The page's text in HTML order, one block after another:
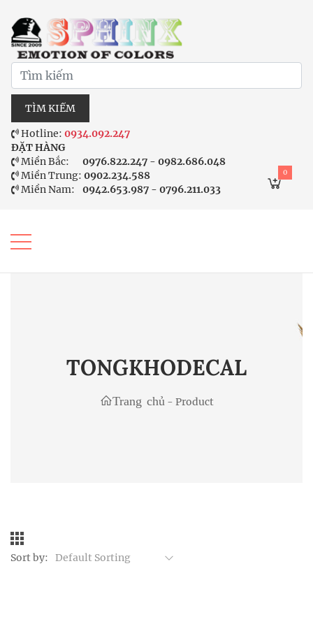
TÌM KIẾM
Hotline: 0934.092.247
ĐẶT HÀNG
Miền Bắc:
0976.822.247 - 0982.686.048
Miền Trung: 0902.234.588
Miền Nam:
0942.653.987 - 0796.211.033
0
TONGKHODECAL
Trang chủ - Product
Sort by: Default Sorting